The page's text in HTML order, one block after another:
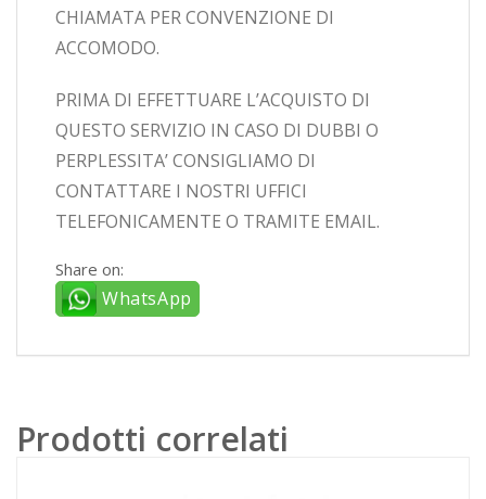
CHIAMATA PER CONVENZIONE DI
ACCOMODO.
PRIMA DI EFFETTUARE L’ACQUISTO DI
QUESTO SERVIZIO IN CASO DI DUBBI O
PERPLESSITA’ CONSIGLIAMO DI
CONTATTARE I NOSTRI UFFICI
TELEFONICAMENTE O TRAMITE EMAIL.
Share on:
WhatsApp
Prodotti correlati